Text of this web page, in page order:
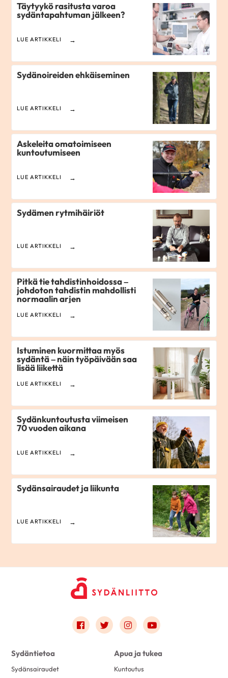
Täytyykö rasitusta varoa
sydäntapahtuman jälkeen?
LUE ARTIKKELI
Sydänoireiden ehkäiseminen
LUE ARTIKKELI
Askeleita omatoimiseen
kuntoutumiseen
LUE ARTIKKELI
Sydämen rytmihäiriöt
LUE ARTIKKELI
Pitkä tie tahdistinhoidossa –
johdoton tahdistin mahdollisti
normaalin arjen
LUE ARTIKKELI
Istuminen kuormittaa myös
sydäntä – näin työpäivään saa
lisää liikettä
LUE ARTIKKELI
Sydänkuntoutusta viimeisen
70 vuoden aikana
LUE ARTIKKELI
Sydänsairaudet ja liikunta
LUE ARTIKKELI
Link to facebook
Link to twitter
Link to instagram
Link to youtube
Sydäntietoa
Sydänsairaudet
Apua ja tukea
Kuntoutus